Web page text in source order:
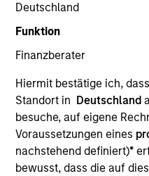
Deutschland
Funktion
Finanzberater
Hiermit bestätige ich,
Standort in Deutschland
besuche, auf eigene
Voraussetzungen eines
nachstehend definiert)*
bewusst, dass die auf
COUNTRY
India
Invested on
Jan 2019